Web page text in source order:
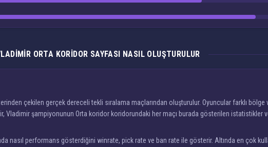
ORTA KORIDOR SAYFASI NASIL OLUŞTURULUR
çekilen gerçek dereceli tekli sıralama maçlarından oluşturulur. Oyuncular farklı bölge
Vladimir şampiyonunun Orta koridor koridorundaki her maçı burada gösterilen istatistikler
nasıl performans gösterdiğini winrate, pick rate ve ban rate ile gösterir. Altında en çok